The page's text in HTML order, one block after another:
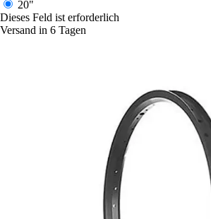
20"
Dieses Feld ist erforderlich
Versand in 6 Tagen